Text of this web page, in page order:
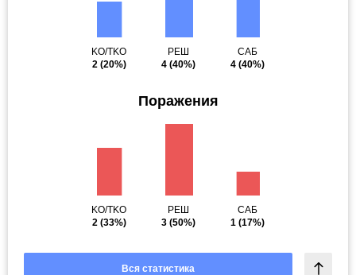
KO/TKO
2(20%)
РЕШ
4 (40%)
САБ
4 (40%)
Поражения
KO/TKO
2(33%)
РЕШ
3 (50%)
САБ
1 (17%)
Вся статистика